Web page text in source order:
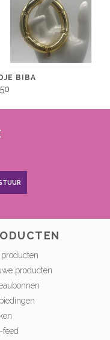
BIBA
producten
feed